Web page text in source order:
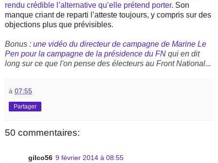
rendu crédible l’alternative qu’elle prétend porter. Son
manque criant de reparti l’atteste toujours, y compris sur des
objections plus que prévisibles.
Bonus : une vidéo du directeur de campagne de Marine Le
Pen pour la campagne de la présidence du FN qui en dit
long sur ce que l'on pense des électeurs au Front National...
à 07:55
Partager
50 commentaires:
gilco56 9 février 2014 à 08:55